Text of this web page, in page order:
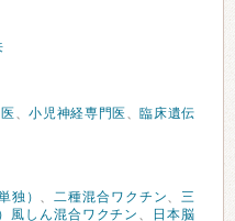
、小児神経専門医 、臨床遺伝
独） 、二種混合ワクチン、三
風しん混合ワクチン 、 日本脳